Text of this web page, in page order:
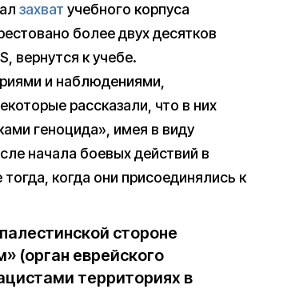
захват учебного корпуса
более двух десятков
вернутся к учебе.
и наблюдениями,
рассказали, что в них
геноцида», имея в виду
начала боевых действий в
когда они присоединялись к
стороне
(орган еврейского
территориях в